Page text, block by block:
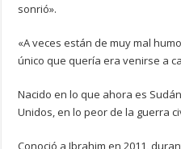
sonrió».
«A veces están de muy mal
único que quería era venirse a
Nacido en lo que ahora es
Unidos, en lo peor de la guerra
Conoció a Ibrahim en 2011,